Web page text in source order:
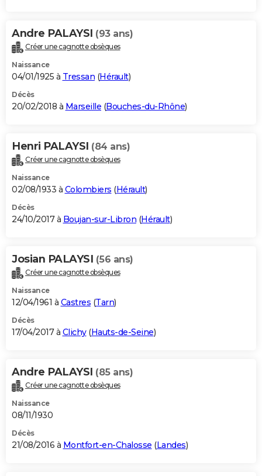
Andre PALAYSI (93 ans)
Créer une cagnotte obsèques
Naissance
04/01/1925 à Tressan (Hérault)
Décès
20/02/2018 à Marseille (Bouches-du-Rhône)
Henri PALAYSI (84 ans)
Créer une cagnotte obsèques
Naissance
02/08/1933 à Colombiers (Hérault)
Décès
24/10/2017 à Boujan-sur-Libron (Hérault)
Josian PALAYSI (56 ans)
Créer une cagnotte obsèques
Naissance
12/04/1961 à Castres (Tarn)
Décès
17/04/2017 à Clichy(Hauts-de-Seine)
Andre PALAYSI (85 ans)
Créer une cagnotte obsèques
Naissance
08/11/1930
Décès
21/08/2016 à Montfort-en-Chalosse (Landes)